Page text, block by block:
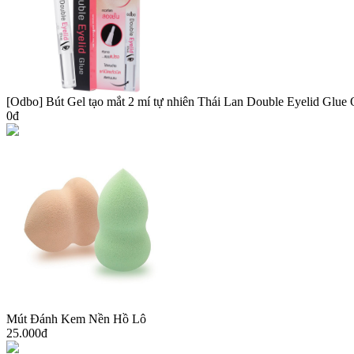
[Odbo] Bút Gel tạo mắt 2 mí tự nhiên Thái Lan Double Eyelid Glue
0đ
Mút Đánh Kem Nền Hồ Lô
25.000đ